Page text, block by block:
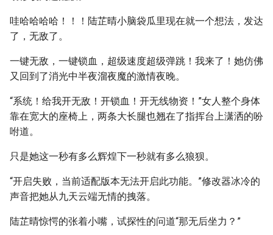
哇哈哈哈哈！！！陆芷晴小脑袋瓜里现在就一个想法，发达
了，无敌了。
一键无敌，一键锁血，超级速度超级弹跳！我来了！她仿佛
又回到了消光中半夜溜夜魔的激情夜晚。
“系统！给我开无敌！开锁血！开无线物资！”女人整个身体
靠在宽大的座椅上，两条大长腿也翘在了指挥台上潇洒的吩
咐道。
只是她这一秒有多么辉煌下一秒就有多么狼狈。
“开启失败，当前适配版本无法开启此功能。”修改器冰冷的
声音把她从九天云端无情的拽落。
陆芷晴惊愕的张着小嘴，试探性的问道“那无后坐力？”